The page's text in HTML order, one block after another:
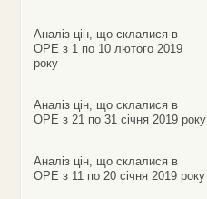
Аналіз цін, що склалися в
ОРЕ з 1 по 10 лютого 2019
року
Аналіз цін, що склалися в
ОРЕ з 21 по 31 січня 2019 року
Аналіз цін, що склалися в
ОРЕ з 11 по 20 січня 2019 року